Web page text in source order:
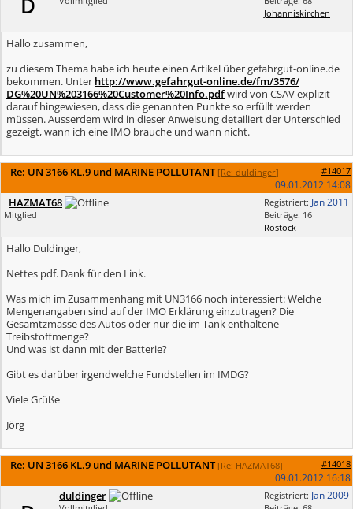
Johanniskirchen
Hallo zusammen,
zu diesem Thema habe ich heute einen Artikel über gefahrgut-online.de
bekommen. Unter http://www.gefahrgut-online.de/fm/3576/
DG%20UN%203166%20Customer%20Info.pdfwird von CSAV explizit
darauf hingewiesen, dass die genannten Punkte so erfüllt werden
müssen. Ausserdem wird in dieser Anweisung detailiert der Unterschied
gezeigt, wann ich eine IMO brauche und wann nicht.
Re: UN 3166 KL.9 und MARINE POLLUTANT [Re: duldinger] #14017
09.01.2012 14:08
Registriert: Jan 2011
Beiträge: 16
Rostock
HAZMAT68
Mitglied
Hallo Duldinger,
Nettes pdf. Dank für den Link.
Was mich im Zusammenhang mit UN3166 noch interessiert: Welche
Mengenangaben sind auf der IMO Erklärung einzutragen? Die
Gesamtzmasse des Autos oder nur die im Tank enthaltene
Treibstoffmenge?
Und was ist dann mit der Batterie?
Gibt es darüber irgendwelche Fundstellen im IMDG?
Viele Grüße
Jörg
Re: UN 3166 KL.9 und MARINE POLLUTANT [Re: HAZMAT68] #14018
09.01.2012 16:18
Registriert: Jan 2009
duldinger